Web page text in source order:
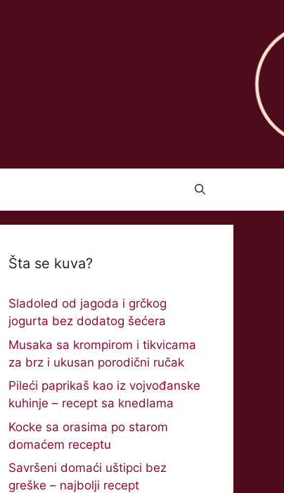
Šta se kuva?
Sladoled od jagoda i grčkog
jogurta bez dodatog šećera
Musaka sa krompirom i tikvicama
za brz i ukusan porodični ručak
Pileći paprikaš kao iz vojvođanske
kuhinje – recept sa knedlama
Kocke sa orasima po starom
domaćem receptu
Savršeni domaći uštipci bez
greške – najbolji recept